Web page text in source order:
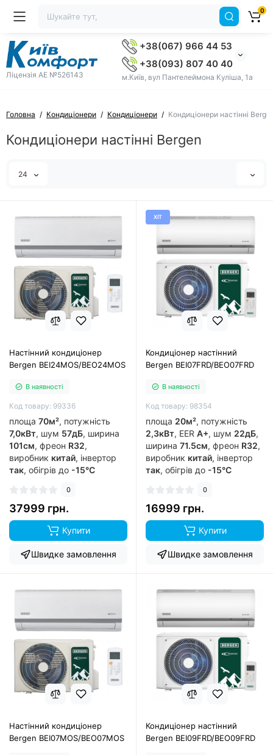
Ліцензія AE №526143
+38(067) 966 44 53
+38(093) 807 40 40
м.Київ, вул Пантелеймона Куліша, 1а
0
Головна Кондиціонери Кондиціонери Кондиціонери настінні
Кондиціонери настінні Bergen
24
Настінний кондиціонер
Bergen BEI24MOS/BEO24MOS
В наявності
Код товару: 99336
площа 70м², потужність
7,0кВт, шум 57дБ, ширина
101см, фреон R32,
виробник китай, інвертор
так, обігрів до -15°C
0
37999 грн.
Купити
Швидке замовлення
ХІТ
Кондиціонер настінний
Bergen BEI07FRD/BEO07FRD
В наявності
Код товару: 98354
площа 20м², потужність
2,3кВт, EER A+, шум 22дБ,
ширина 71.5см, фреон R32,
виробник китай, інвертор
так, обігрів до -15°C
0
16999 грн.
Купити
Швидке замовлення
Настінний кондиціонер
Bergen BEI07MOS/BEO07MOS
Кондиціонер настінний
Bergen BEI09FRD/BEO09FRD